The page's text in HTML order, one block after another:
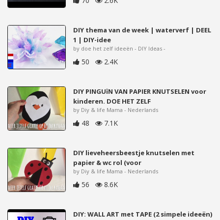
DIY thema van de week | waterverf | DEEL
1 | DIY-idee
by doe het zelf ideeën - DIY Ideas -
50 2.4K
DIY PINGUïN VAN PAPIER KNUTSELEN voor
kinderen. DOE HET ZELF
by Diy & life Mama - Nederlands
48 7.1K
DIY lieveheersbeestje knutselen met
papier & wc rol (voor
by Diy & life Mama - Nederlands
56 8.6K
DIY: WALL ART met TAPE (2 simpele ideeën)